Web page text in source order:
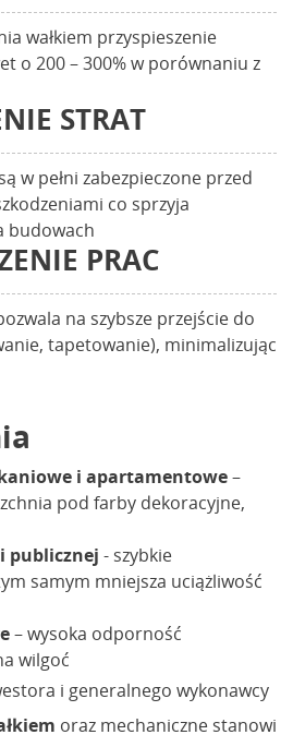
wałkiem przyspieszenie
o 200 – 300% w porównaniu z
STRAT
w pełni zabezpieczone przed
co sprzyja
budowach
PRAC
na szybsze przejście do
tapetowanie), minimalizując
i apartamentowe–
pod farby dekoracyjne,
publicznej - szybkie
samym mniejsza uciążliwość
– wysoka odporność
wilgoć
i generalnego wykonawcy
oraz mechaniczne stanowi